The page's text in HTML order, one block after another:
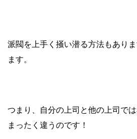
派閥を上手く掻い潜る方法もあり
ます。
つまり、自分の上司と他の上司で
まったく違うのです！